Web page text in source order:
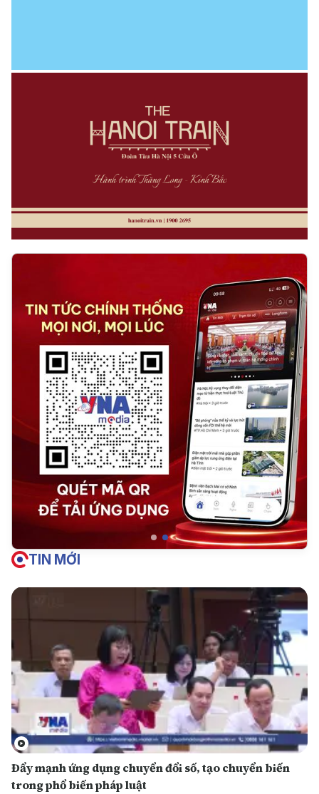
TIN MỚI
Đẩy mạnh ứng dụng chuyển đổi số, tạo chuyển biến
trong phổ biến pháp luật